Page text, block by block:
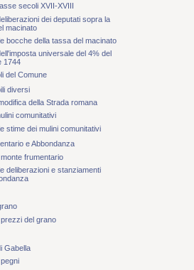
secoli XVII-XVIII
dei deputati sopra la
macinato
bocche della tassa del macinato
universale del 4% del
1744
del Comune
diversi
della Strada romana
comunitativi
stime dei mulini comunitativi
e Abbondanza
frumentario
deliberazioni e stanziamenti
prezzi del grano
Gabella